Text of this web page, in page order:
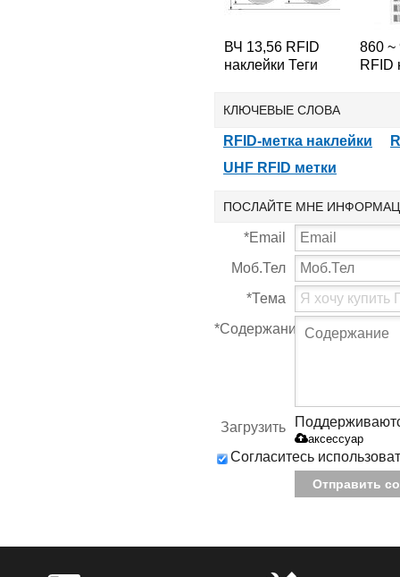
ВЧ 13,56 RFID
наклейки Теги
860
RFID
КЛЮЧЕВЫЕ СЛОВА
RFID-метка наклейки
UHF RFID метки
ПОСЛАЙТЕ МНЕ
*Email
Моб.Тел
*Тема
*Содержание
Загрузить
аксессуар
Согласитесь
Отправить